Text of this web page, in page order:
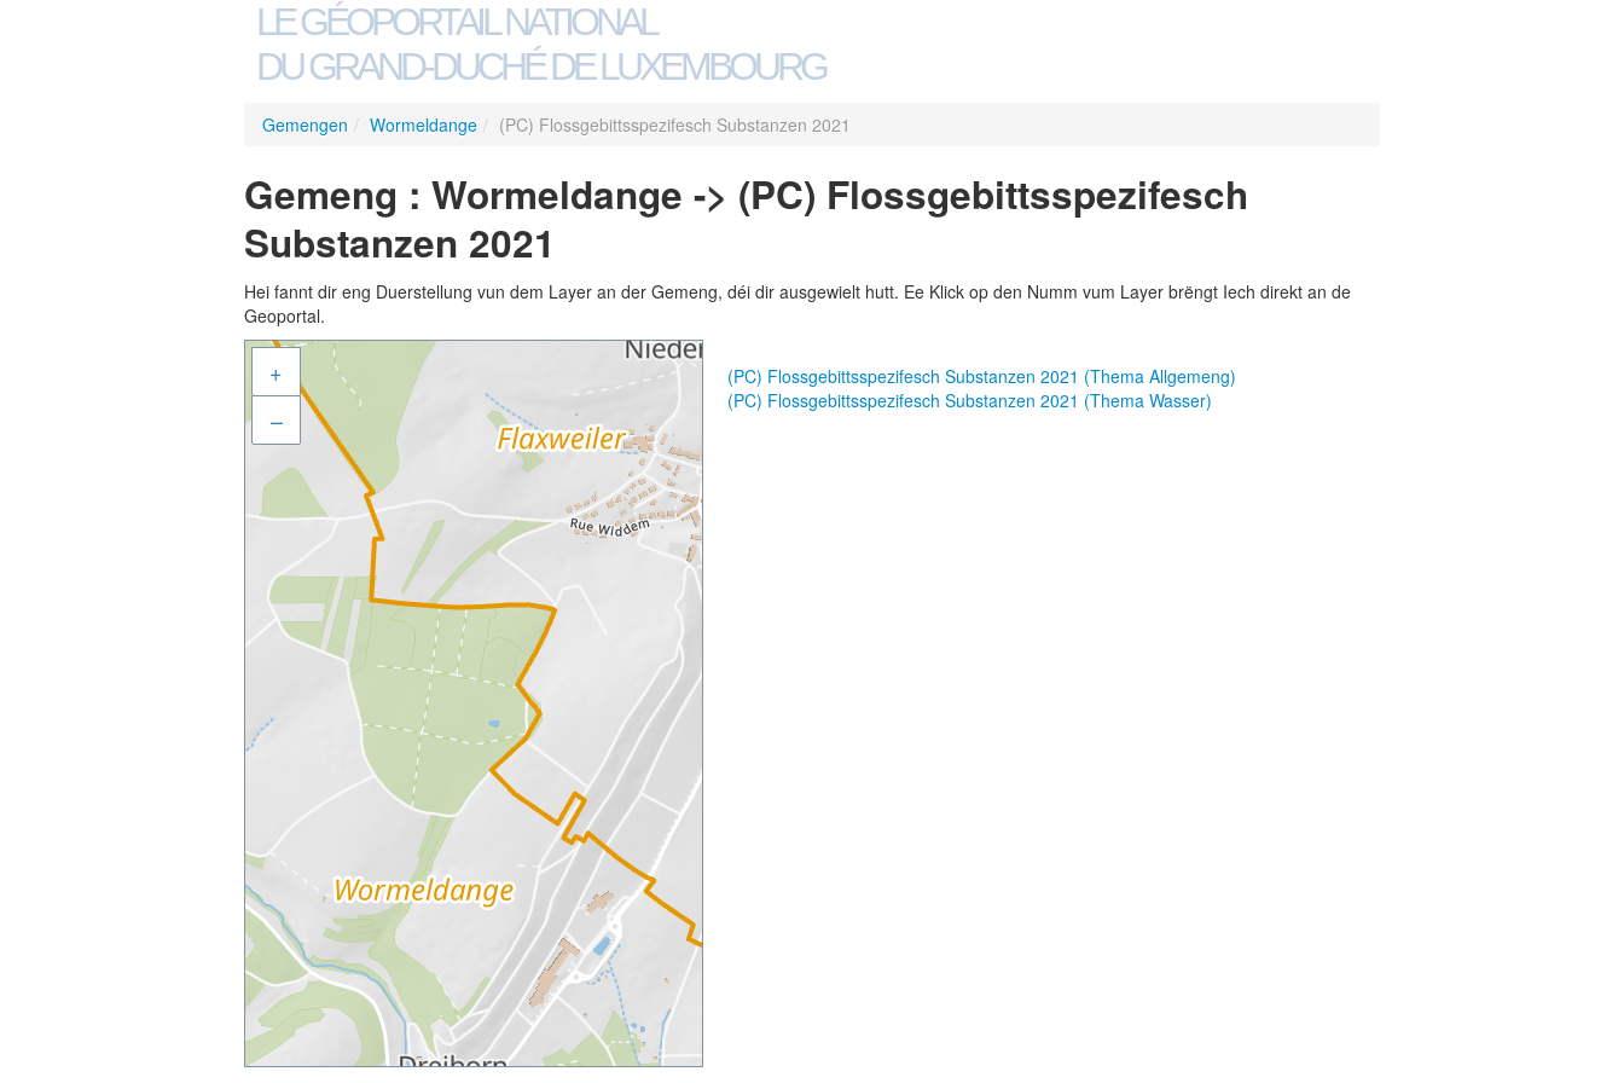
LE GÉOPORTAIL NATIONAL
DU GRAND-DUCHÉ DE LUXEMBOURG
Gemengen / Wormeldange / (PC) Flossgebittsspezifesch Substanzen 2021
Gemeng : Wormeldange -> (PC) Flossgebittsspezifesch
Substanzen 2021
Hei fannt dir eng Duerstellung vun dem Layer an der Gemeng, déi dir ausgewielt hutt. Ee Klick op den Numm vum Layer brëngt Iech direkt an de
Geoportal.
+
–
(PC) Flossgebittsspezifesch Substanzen 2021 (Thema Allgemeng)
(PC) Flossgebittsspezifesch Substanzen 2021 (Thema Wasser)